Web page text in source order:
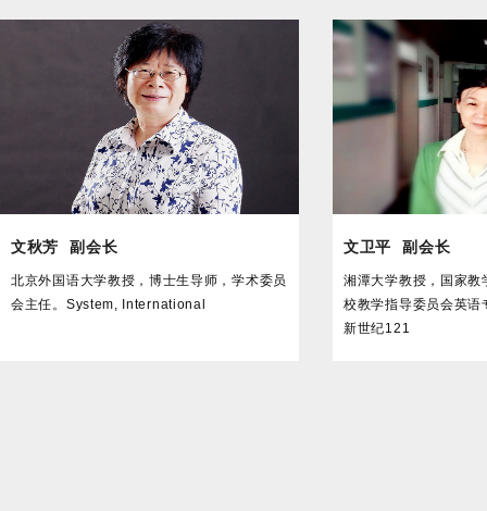
文秋芳 副会长
北京外国语大学教授，博士生导师，学术委员
会主任。System, International
文卫平 副会长
湘潭大学教授，国家教
校教学指导委员会英语
新世纪121